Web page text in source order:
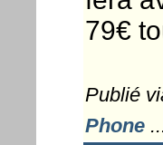
79€
Publié
Phone